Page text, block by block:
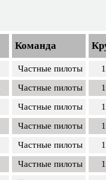
Команда
Частные пилоты
Частные пилоты
Частные пилоты
Частные пилоты
Частные пилоты
Частные пилоты